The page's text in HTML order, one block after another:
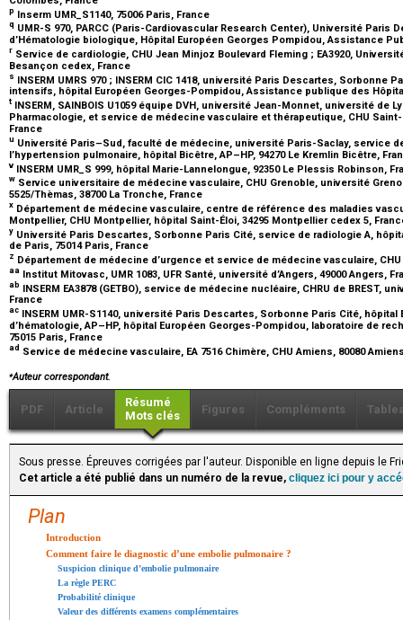
p Inserm UMR_S1140, 75006 Paris, France
q UMR-S 970, PARCC (Paris-Cardiovascular Research Center), Université Paris
d’Hématologie biologique, Hôpital Européen Georges Pompidou, Assistance
r Service de cardiologie, CHU Jean Minjoz Boulevard Fleming ; EA3920,
Besançon cedex, France
s INSERM UMRS 970 ; INSERM CIC 1418, université Paris Descartes,
intensifs, hôpital Européen Georges-Pompidou, Assistance publique des
t
INSERM, SAINBOIS U1059 équipe DVH, université Jean-Monnet, université de
Pharmacologie, et service de médecine vasculaire et thérapeutique, CHU
France
u Université Paris–Sud, faculté de médecine, université Paris-Saclay, service
l’hypertension pulmonaire, hôpital Bicêtre, AP–HP, 94270 Le Kremlin Bicêtre,
v INSERM UMR_S 999, hôpital Marie-Lannelongue, 92350 Le Plessis Robinson,
w Service universitaire de médecine vasculaire, CHU Grenoble, université
5525/Thèmas, 38700 La Tronche, France
x Département de médecine vasculaire, centre de référence des maladies
Montpellier, CHU Montpellier, hôpital Saint-Éloi, 34295 Montpellier cedex 5,
y Université Paris Descartes, Sorbonne Paris Cité, service de radiologie A,
de Paris, 75014 Paris, France
z Département de médecine d’urgence et service de médecine vasculaire,
aa Institut Mitovasc, UMR 1083, UFR Santé, université d’Angers, 49000 Angers,
ab INSERM EA3878 (GETBO), service de médecine nucléaire, CHRU de BREST,
France
ac INSERM UMR-S1140, université Paris Descartes, Sorbonne Paris Cité,
d’hématologie, AP–HP, hôpital Européen Georges-Pompidou, laboratoire de
75015 Paris, France
ad Service de médecine vasculaire, EA 7516 Chimère, CHU Amiens, 80080
⁎Auteur correspondant.
PDF Article
Résumé
Mots clés
Figures Compléments
Sous presse. Épreuves corrigées par l'auteur. Disponible en ligne depuis le
Cet article a été publié dans un numéro de la revue, cliquez ici pour y
Plan
Introduction
Comment faire le diagnostic d’une embolie pulmonaire ?
Suspicion clinique d’embolie pulmonaire
La règle PERC
Probabilité clinique
Valeur des différents examens complémentaires